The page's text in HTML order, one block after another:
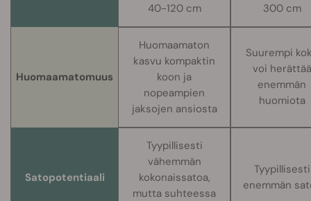
40-120 cm
300 cm
Huomaamatomuus
Huomaamaton
kasvu kompaktin
koon ja
nopeampien
jaksojen ansiosta
Suurempi
voi herättää
enemmän
huomiota
Satopotentiaali
Tyypillisesti
vähemmän
kokonaissatoa,
mutta suhteessa
Tyypillisesti
enemmän